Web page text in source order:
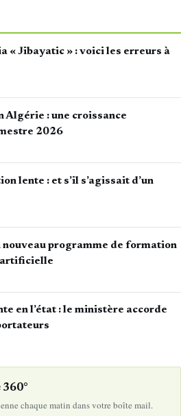
« Jibayatic » : voici les erreurs à
Algérie : une croissance
2026
lente : et s’il s’agissait d’un
programme de formation
artificielle
en l’état : le ministère accorde
chaque matin dans votre boîte mail.